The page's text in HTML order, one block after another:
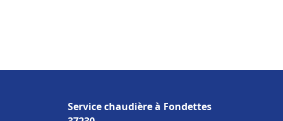
Service chaudière à Fondettes